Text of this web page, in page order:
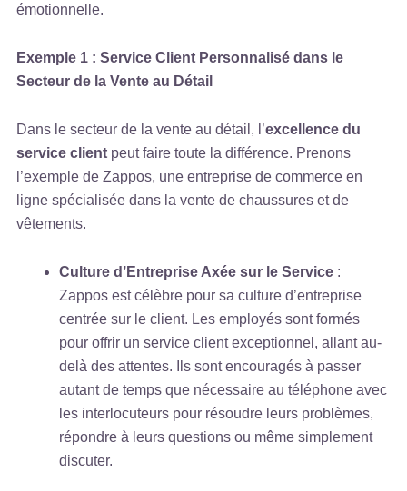
émotionnelle.
Exemple 1 : Service Client Personnalisé dans le
Secteur de la Vente au Détail
Dans le secteur de la vente au détail, l’excellence du
service client peut faire toute la différence. Prenons
l’exemple de Zappos, une entreprise de commerce en
ligne spécialisée dans la vente de chaussures et de
vêtements.
Culture d’Entreprise Axée sur le Service:
Zappos est célèbre pour sa culture d’entreprise
centrée sur le client. Les employés sont formés
pour offrir un service client exceptionnel, allant au-
delà des attentes. Ils sont encouragés à passer
autant de temps que nécessaire au téléphone avec
les interlocuteurs pour résoudre leurs problèmes,
répondre à leurs questions ou même simplement
discuter.